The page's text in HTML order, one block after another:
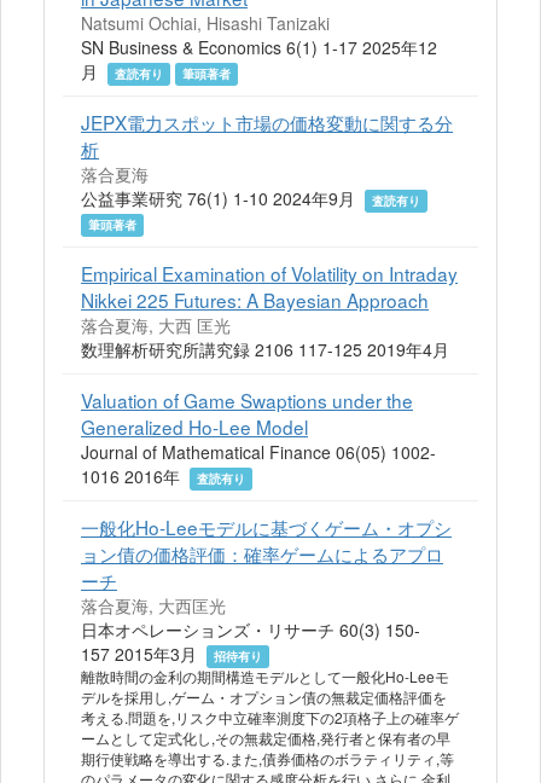
Natsumi Ochiai, Hisashi Tanizaki
SN Business & Economics 6(1) 1-17 2025年12
月
査読有り 筆頭著者
JEPX電力スポット市場の価格変動に関する分
析
落合夏海
公益事業研究 76(1) 1-10 2024年9月
査読有り
筆頭著者
Empirical Examination of Volatility on Intraday
Nikkei 225 Futures: A Bayesian Approach
落合夏海, 大西 匡光
数理解析研究所講究録 2106 117-125 2019年4月
Valuation of Game Swaptions under the
Generalized Ho-Lee Model
Journal of Mathematical Finance 06(05) 1002-
1016 2016年
査読有り
一般化Ho-Leeモデルに基づくゲーム・オプシ
ョン債の価格評価：確率ゲームによるアプロ
ーチ
落合夏海, 大西匡光
日本オペレーションズ・リサーチ 60(3) 150-
157 2015年3月
招待有り
離散時間の金利の期間構造モデルとして一般化Ho-Leeモ
デルを採用し,ゲーム・オプション債の無裁定価格評価を
考える.問題を,リスク中立確率測度下の2項格子上の確率ゲ
ームとして定式化し,その無裁定価格,発行者と保有者の早
期行使戦略を導出する.また,債券価格のボラティリティ,等
のパラメータの変化に関する感度分析を行い,さらに,金利